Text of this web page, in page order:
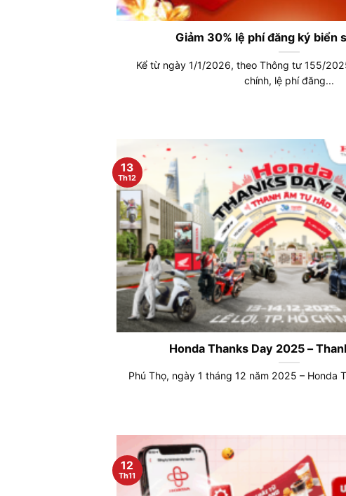
Giảm 30% lệ phí đăng ký biển
Kể từ ngày 1/1/2026, theo Thông tư 155/
chính, lệ phí đăng...
Honda Thanks Day 2025 –
Phú Thọ, ngày 1 tháng 12 năm 2025 – Honda
13
Th12
12
Th11